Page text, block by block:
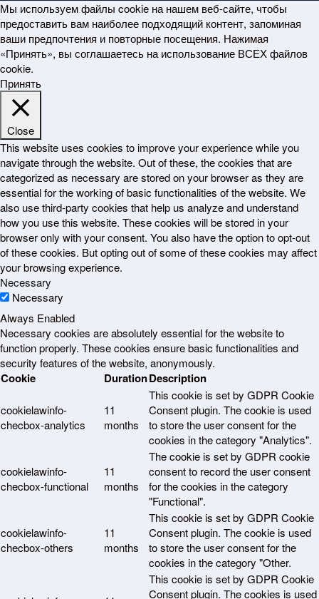
Мы используем файлы cookie на нашем веб-сайте, чтобы
предоставить вам наиболее подходящий контент, запоминая
ваши предпочтения и повторные посещения. Нажимая
«Принять», вы соглашаетесь на использование ВСЕХ файлов
cookie.
Принять
Close
This website uses cookies to improve your experience while you
navigate through the website. Out of these, the cookies that are
categorized as necessary are stored on your browser as they are
essential for the working of basic functionalities of the website. We
also use third-party cookies that help us analyze and understand
how you use this website. These cookies will be stored in your
browser only with your consent. You also have the option to opt-out
of these cookies. But opting out of some of these cookies may affect
your browsing experience.
Necessary
Necessary
Always Enabled
Necessary cookies are absolutely essential for the website to
function properly. These cookies ensure basic functionalities and
security features of the website, anonymously.
Cookie DurationDescription
cookielawinfo-
checbox-analytics
11
months
This cookie is set by GDPR Cookie
Consent plugin. The cookie is used
to store the user consent for the
cookies in the category "Analytics".
cookielawinfo-
checbox-functional
11
months
The cookie is set by GDPR cookie
consent to record the user consent
for the cookies in the category
"Functional".
cookielawinfo-
checbox-others
11
months
This cookie is set by GDPR Cookie
Consent plugin. The cookie is used
to store the user consent for the
cookies in the category "Other.
This cookie is set by GDPR Cookie
Consent plugin. The cookies is used